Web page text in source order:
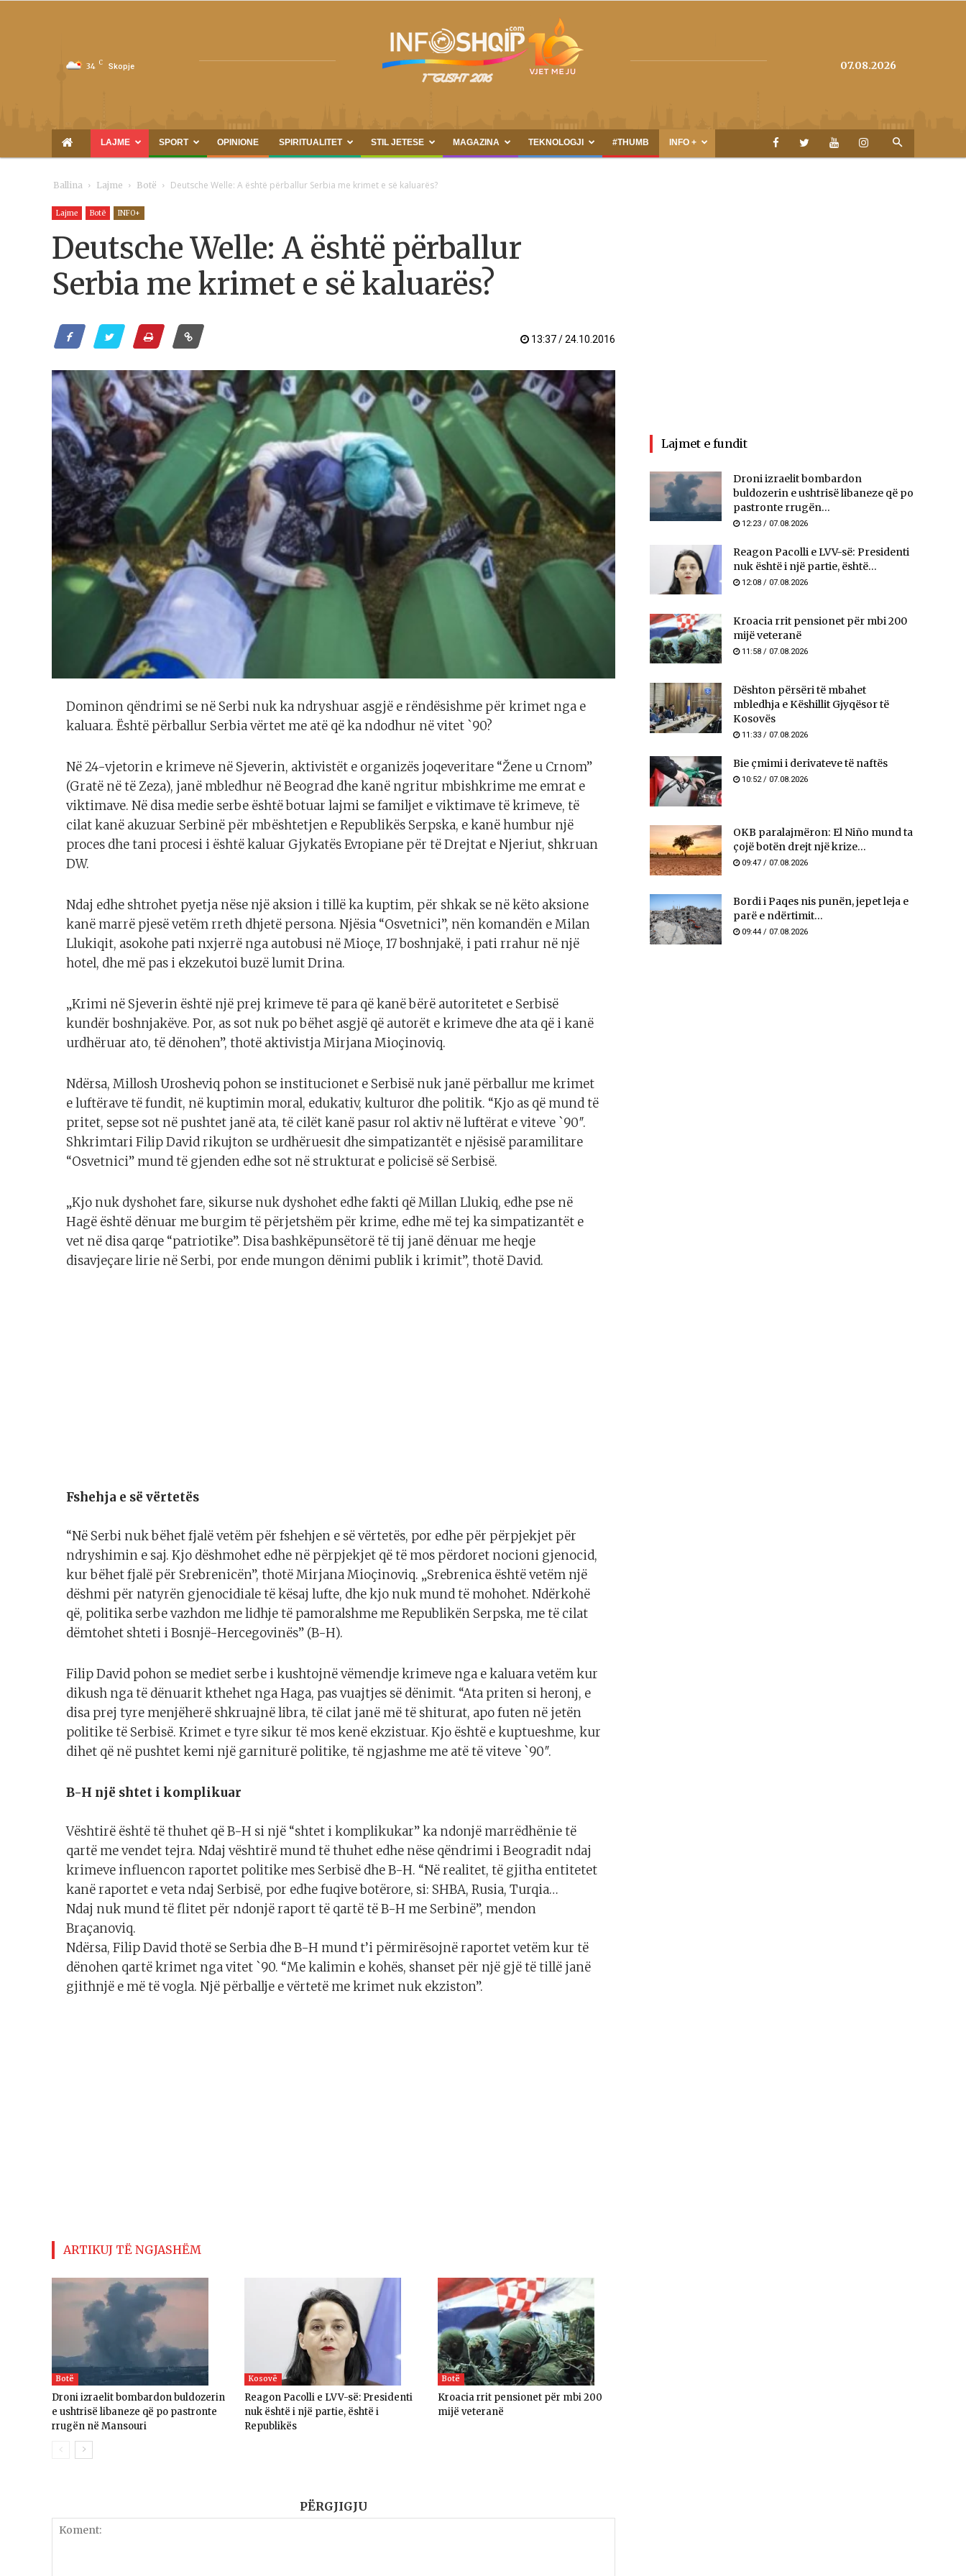
34 C Skopje
INFOSHQIP.COM
07.08.2026
LAJME SPORT OPINIONE SPIRITUALITET STIL JETESE MAGAZINA TEKNOLOGJI #THUMB INFO +
Ballina Lajme Botë Deutsche Welle: A është përballur Serbia me krimet e së kaluarës?
Lajme Botë INFO+
Deutsche Welle: A është përballur
Serbia me krimet e së kaluarës?
13:37 / 24.10.2016
Dominon qëndrimi se në Serbi nuk ka ndryshuar asgjë e rëndësishme për krimet nga e
kaluara. Është përballur Serbia vërtet me atë që ka ndodhur në vitet `90?
Në 24-vjetorin e krimeve në Sjeverin, aktivistët e organizës joqeveritare “Žene u Crnom”
(Gratë në të Zeza), janë mbledhur në Beograd dhe kanë ngritur mbishkrime me emrat e
viktimave. Në disa medie serbe është botuar lajmi se familjet e viktimave të krimeve, të
cilat kanë akuzuar Serbinë për mbështetjen e Republikës Serpska, e kanë humbur një
proces dhe tani procesi i është kaluar Gjykatës Evropiane për të Drejtat e Njeriut, shkruan
DW.
Ndaj edhe shtrohet pyetja nëse një aksion i tillë ka kuptim, për shkak se në këto aksione
kanë marrë pjesë vetëm rreth dhjetë persona. Njësia “Osvetnici”, nën komandën e Milan
Llukiqit, asokohe pati nxjerrë nga autobusi në Mioçe, 17 boshnjakë, i pati rrahur në një
hotel, dhe më pas i ekzekutoi buzë lumit Drina.
„Krimi në Sjeverin është një prej krimeve të para që kanë bërë autoritetet e Serbisë
kundër boshnjakëve. Por, as sot nuk po bëhet asgjë që autorët e krimeve dhe ata që i kanë
urdhëruar ato, të dënohen”, thotë aktivistja Mirjana Mioçinoviq.
Ndërsa, Millosh Urosheviq pohon se institucionet e Serbisë nuk janë përballur me krimet
e luftërave të fundit, në kuptimin moral, edukativ, kulturor dhe politik. “Kjo as që mund të
pritet, sepse sot në pushtet janë ata, të cilët kanë pasur rol aktiv në luftërat e viteve `90″.
Shkrimtari Filip David rikujton se urdhëruesit dhe simpatizantët e njësisë paramilitare
“Osvetnici” mund të gjenden edhe sot në strukturat e policisë së Serbisë.
„Kjo nuk dyshohet fare, sikurse nuk dyshohet edhe fakti që Millan Llukiq, edhe pse në
Hagë është dënuar me burgim të përjetshëm për krime, edhe më tej ka simpatizantët e
vet në disa qarqe “patriotike”. Disa bashkëpunsëtorë të tij janë dënuar me heqje
disavjeçare lirie në Serbi, por ende mungon dënimi publik i krimit”, thotë David.
Fshehja e së vërtetës
“Në Serbi nuk bëhet fjalë vetëm për fshehjen e së vërtetës, por edhe për përpjekjet për
ndryshimin e saj. Kjo dëshmohet edhe në përpjekjet që të mos përdoret nocioni gjenocid,
kur bëhet fjalë për Srebrenicën”, thotë Mirjana Mioçinoviq. „Srebrenica është vetëm një
dëshmi për natyrën gjenocidiale të kësaj lufte, dhe kjo nuk mund të mohohet. Ndërkohë
që, politika serbe vazhdon me lidhje të pamoralshme me Republikën Serpska, me të cilat
dëmtohet shteti i Bosnjë-Hercegovinës” (B-H).
Filip David pohon se mediet serbe i kushtojnë vëmendje krimeve nga e kaluara vetëm kur
dikush nga të dënuarit kthehet nga Haga, pas vuajtjes së dënimit. “Ata priten si heronj, e
disa prej tyre menjëherë shkruajnë libra, të cilat janë më të shiturat, apo futen në jetën
politike të Serbisë. Krimet e tyre sikur të mos kenë ekzistuar. Kjo është e kuptueshme, kur
dihet që në pushtet kemi një garniturë politike, të ngjashme me atë të viteve `90″.
B-H një shtet i komplikuar
Vështirë është të thuhet që B-H si një “shtet i komplikukar” ka ndonjë marrëdhënie të
qartë me vendet tejra. Ndaj vështirë mund të thuhet edhe nëse qëndrimi i Beogradit ndaj
krimeve influencon raportet politike mes Serbisë dhe B-H. “Në realitet, të gjitha entitetet
kanë raportet e veta ndaj Serbisë, por edhe fuqive botërore, si: SHBA, Rusia, Turqia…
Ndaj nuk mund të flitet për ndonjë raport të qartë të B-H me Serbinë”, mendon
Braçanoviq.
Ndërsa, Filip David thotë se Serbia dhe B-H mund t’i përmirësojnë raportet vetëm kur të
dënohen qartë krimet nga vitet `90. “Me kalimin e kohës, shanset për një gjë të tillë janë
gjithnjë e më të vogla. Një përballje e vërtetë me krimet nuk ekziston”.
ARTIKUJ TË NGJASHËM
Botë
Droni izraelit bombardon buldozerin
e ushtrisë libaneze që po pastronte
rrugën në Mansouri
Kosovë
Reagon Pacolli e LVV-së: Presidenti
nuk është i një partie, është i
Republikës
Botë
Kroacia rrit pensionet për mbi 200
mijë veteranë
PËRGJIGJU
Lajmet e fundit
Droni izraelit bombardon
buldozerin e ushtrisë libaneze që po
pastronte rrugën...
12:23 / 07.08.2026
Reagon Pacolli e LVV-së: Presidenti
nuk është i një partie, është...
12:08 / 07.08.2026
Kroacia rrit pensionet për mbi 200
mijë veteranë
11:58 / 07.08.2026
​Dështon përsëri të mbahet
mbledhja e Këshillit Gjyqësor të
Kosovës
11:33 / 07.08.2026
Bie çmimi i derivateve të naftës
10:52 / 07.08.2026
OKB paralajmëron: El Niño mund ta
çojë botën drejt një krize...
09:47 / 07.08.2026
Bordi i Paqes nis punën, jepet leja e
parë e ndërtimit...
09:44 / 07.08.2026